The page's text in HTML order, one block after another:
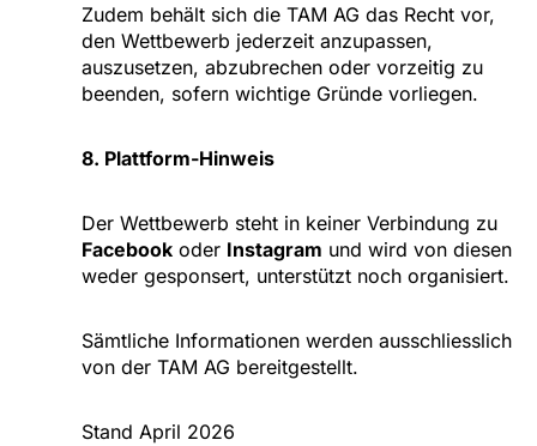
Zudem behält sich die TAM AG das Recht vor,
den Wettbewerb jederzeit anzupassen,
auszusetzen, abzubrechen oder vorzeitig zu
beenden, sofern wichtige Gründe vorliegen.
8. Plattform-Hinweis
Der Wettbewerb steht in keiner Verbindung zu
Facebook oder Instagram und wird von diesen
weder gesponsert, unterstützt noch organisiert.
Sämtliche Informationen werden ausschliesslich
von der TAM AG bereitgestellt.
Stand April 2026